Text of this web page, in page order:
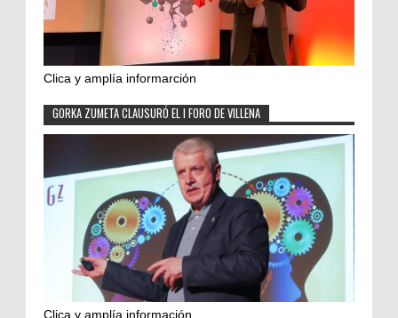
Clica y amplía informarción
GORKA ZUMETA CLAUSURÓ EL I FORO DE VILLENA
Clica y amplía información